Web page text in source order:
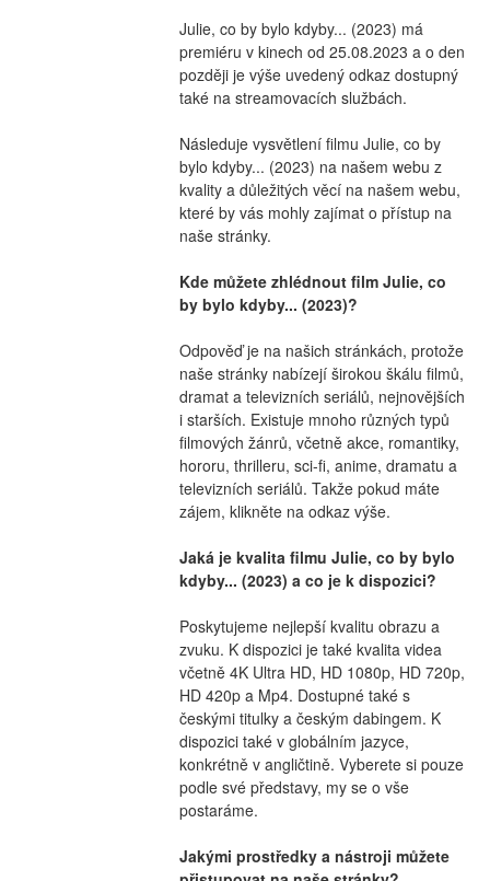
Julie, co by bylo kdyby... (2023) má
premiéru v kinech od 25.08.2023 a o den
později je výše uvedený odkaz dostupný
také na streamovacích službách.
Následuje vysvětlení filmu Julie, co by
bylo kdyby... (2023) na našem webu z
kvality a důležitých věcí na našem webu,
které by vás mohly zajímat o přístup na
naše stránky.
Kde můžete zhlédnout film Julie, co
by bylo kdyby... (2023)?
Odpověď je na našich stránkách, protože
naše stránky nabízejí širokou škálu filmů,
dramat a televizních seriálů, nejnovějších
i starších. Existuje mnoho různých typů
filmových žánrů, včetně akce, romantiky,
hororu, thrilleru, sci-fi, anime, dramatu a
televizních seriálů. Takže pokud máte
zájem, klikněte na odkaz výše.
Jaká je kvalita filmu Julie, co by bylo
kdyby... (2023) a co je k dispozici?
Poskytujeme nejlepší kvalitu obrazu a
zvuku. K dispozici je také kvalita videa
včetně 4K Ultra HD, HD 1080p, HD 720p,
HD 420p a Mp4. Dostupné také s
českými titulky a českým dabingem. K
dispozici také v globálním jazyce,
konkrétně v angličtině. Vyberete si pouze
podle své představy, my se o vše
postaráme.
Jakými prostředky a nástroji můžete